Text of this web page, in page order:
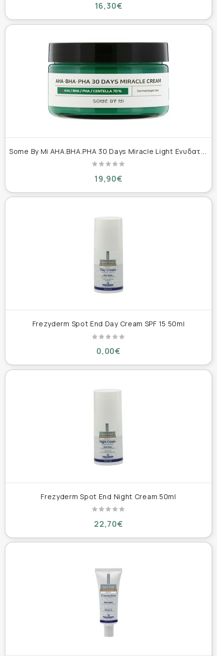
16,30€
S
ome By Mi AHA.BHA.PHA 30 Days Miracle Light Ενυδατική & Ρυθμιστική Κρέμα Προσώπου κατά των Ατελειών με Centella Asiatica 60gr
19,90€
Frezyderm Spot End Day Cream SPF 15 50ml
0,00€
Frezyderm Spot End Night Cream 50ml
22,70€